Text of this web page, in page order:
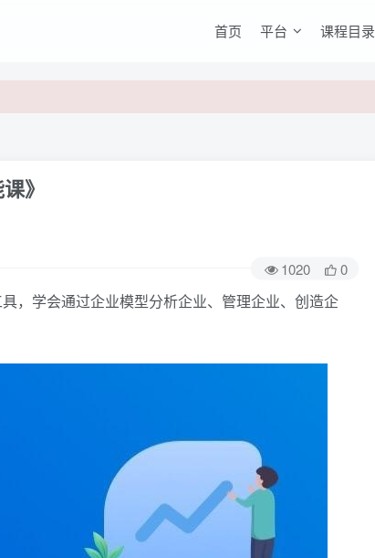
首页 平台 课程目录
》
1020 0
，学会通过企业模型分析企业、管理企业、创造企